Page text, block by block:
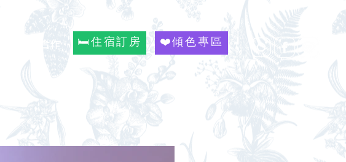
聯名合作 🛏️住宿訂房 ❤️傾色專區